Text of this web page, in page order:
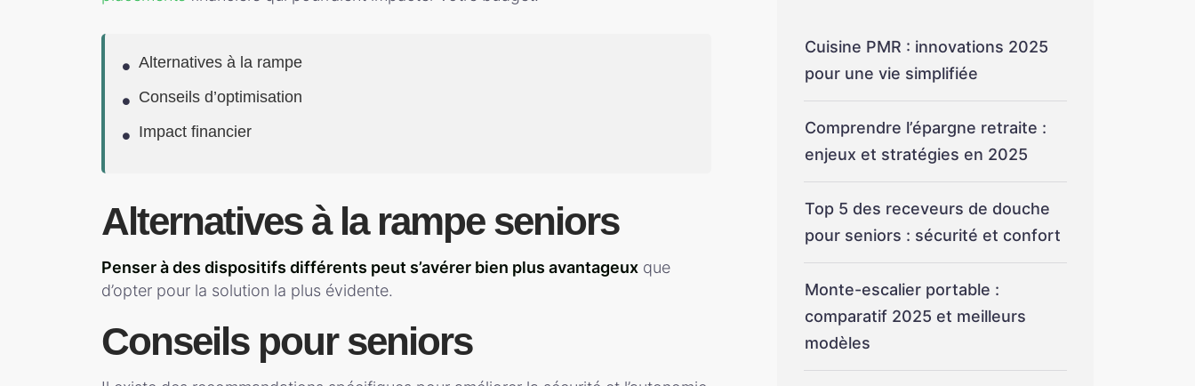
Alternatives à la rampe
Conseils d’optimisation
Impact financier
Alternatives à la rampe seniors
Penser à des dispositifs différents peut s’avérer bien plus avantageux que
d’opter pour la solution la plus évidente.
Conseils pour seniors
Cuisine PMR : innovations 2025
pour une vie simplifiée
Comprendre l’épargne retraite :
enjeux et stratégies en 2025
Top 5 des receveurs de douche
pour seniors : sécurité et confort
Monte-escalier portable :
comparatif 2025 et meilleurs
modèles